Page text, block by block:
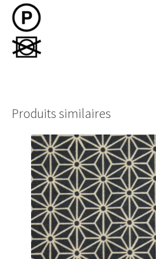
Produits similaires